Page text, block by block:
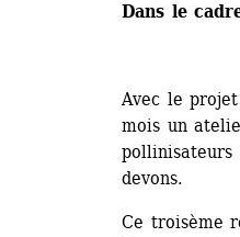
Dans le
Avec le
mois un
devons.
Ce troisème